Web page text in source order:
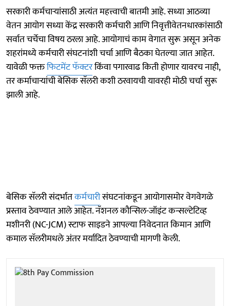
सरकारी कर्मचाऱ्यांसाठी अत्यंत महत्त्वाची बातमी आहे. सध्या आठव्या
वेतन आयोग सध्या केंद्र सरकारी कर्मचारी आणि निवृत्तीवेतनधारकांसाठी
सर्वात चर्चेचा विषय ठरला आहे. आयोगाचं काम वेगात सुरू असून अनेक
शहरांमध्ये कर्मचारी संघटनांशी चर्चा आणि बैठका घेतल्या जात आहेत.
यावेळी फक्तफिटमेंट फॅक्टरकिंवा पगारवाढ किती होणार यावरच नाही,
तर कर्माचाऱ्यांची बेसिक सॅलरी कशी ठरवायची यावरही मोठी चर्चा सुरू
झाली आहे.
बेसिक सॅलरी संदर्भातकर्मचारीसंघटनांकडून आयोगासमोर वेगवेगळे
प्रस्ताव ठेवण्यात आले आहेत. नॅशनल कौन्सिल-जॉइंट कन्सल्टेटिव्ह
मशीनरी (NC-JCM) स्टाफ साइडने आपल्या निवेदनात किमान आणि
कमाल सॅलरीमधले अंतर मर्यादित ठेवण्याची मागणी केली.